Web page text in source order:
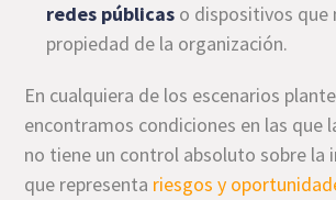
redes públicas o dispositivos que
propiedad de la organización.
En cualquiera de los escenarios
encontramos condiciones en las que
no tiene un control absoluto sobre la
que representa riesgos y